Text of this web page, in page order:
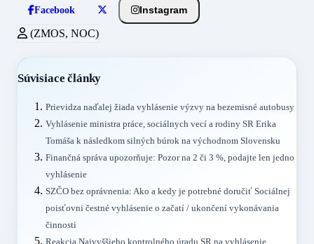
Facebook Instagram
(ZMOS, NOC)
Súvisiace články
Prievidza naďalej žiada vyhlásenie výzvy na bezemisné autobusy
Vyhlásenie ministra práce, sociálnych vecí a rodiny SR Erika
Tomáša k následkom silných búrok na východnom Slovensku
Finančná správa upozorňuje: Pozor na 2 či 3 %, podajte len jedno
vyhlásenie
SZČO bez oprávnenia: Ako a kedy je potrebné doručiť Sociálnej
poisťovni čestné vyhlásenie o začatí / ukončení vykonávania
činnosti